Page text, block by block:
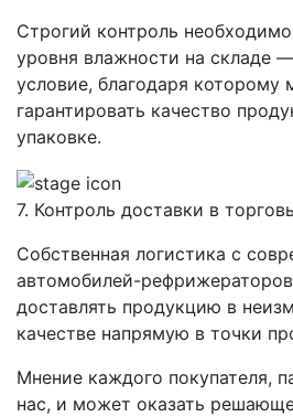
Строгий контроль
уровня влажности на складе
условие, благодаря
гарантировать качество
упаковке.
7. Контроль доставки в
Собственная логистика с
автомобилей-
доставлять продукцию в
качестве напрямую в точки
Мнение каждого покупателя,
нас, и может оказать